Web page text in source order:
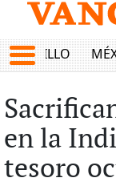
SALTILLO
en la
tesoro